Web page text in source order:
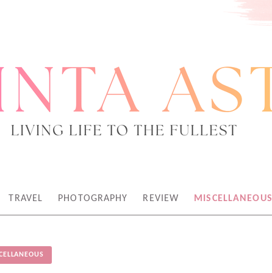
TRAVEL PHOTOGRAPHY REVIEW MISCELLANEOUS